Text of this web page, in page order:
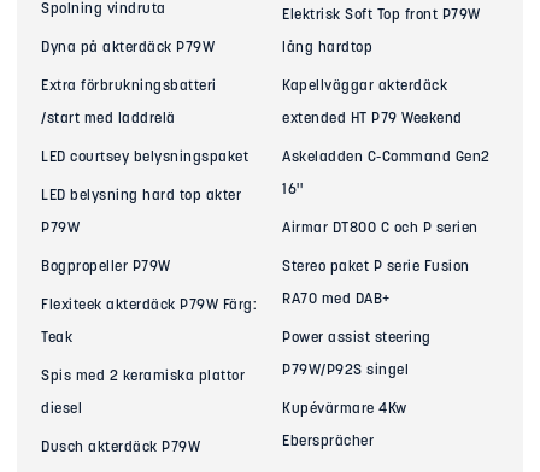
Spolning vindruta
Dyna på akterdäck P79W
Extra förbrukningsbatteri
/start med laddrelä
LED courtsey belysningspaket
LED belysning hard top akter
P79W
Bogpropeller P79W
Flexiteek akterdäck P79W Färg:
Teak
Spis med 2 keramiska plattor
diesel
Dusch akterdäck P79W
Elektrisk Soft Top front P79W
lång hardtop
Kapellväggar akterdäck
extended HT P79 Weekend
Askeladden C-Command Gen2
16''
Airmar DT800 C och P serien
Stereo paket P serie Fusion
RA70 med DAB+
Power assist steering
P79W/P92S singel
Kupévärmare 4Kw
Ebersprächer